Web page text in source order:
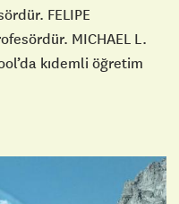
FELIPE
MICHAEL L.
kıdemli öğretim